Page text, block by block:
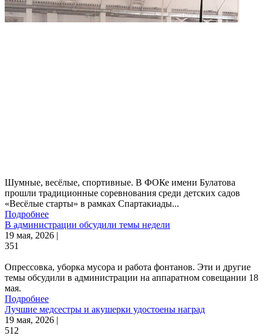
Шумные, весёлые, спортивные. В ФОКе имени Булатова
прошли традиционные соревнования среди детских садов
«Весёлые старты» в рамках Спартакиады...
Подробнее
В администрации обсудили темы недели
19 мая, 2026 |
351
Опрессовка, уборка мусора и работа фонтанов. Эти и другие
темы обсудили в администрации на аппаратном совещании 18
мая.
Подробнее
Лучшие медсестры и акушерки удостоены наград
19 мая, 2026 |
512